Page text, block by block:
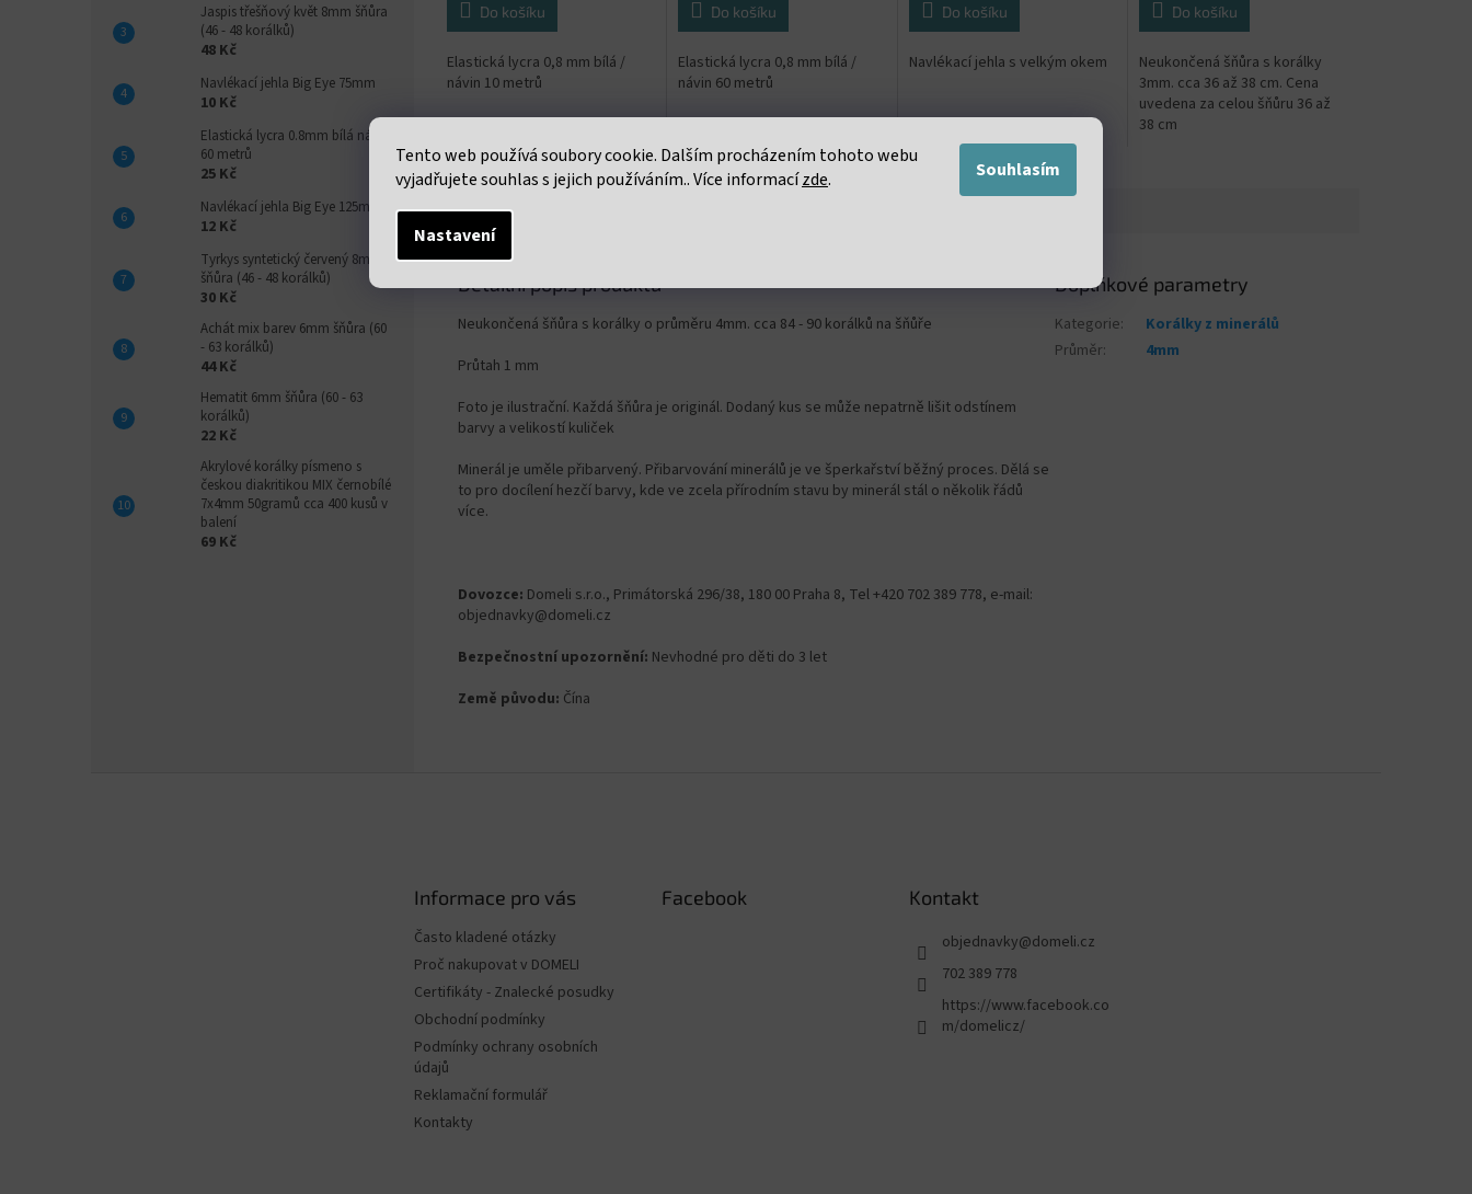
Tento web používá soubory cookie. Dalším procházením tohoto webu
vyjadřujete souhlas s jejich používáním.. Více informacízde.
Nastavení
Souhlasím
Jaspis třešňový květ 8mm šňůra
(46 - 48 korálků)
48 Kč
Navlékací jehla Big Eye 75mm
10 Kč
Elastická lycra 0.8mm bílá návin
60 metrů
25 Kč
Navlékací jehla Big Eye 125mm
12 Kč
Tyrkys syntetický červený 8mm
šňůra (46 - 48 korálků)
30 Kč
Achát mix barev 6mm šňůra (60
- 63 korálků)
44 Kč
Hematit 6mm šňůra (60 - 63
korálků)
22 Kč
Akrylové korálky písmeno s
českou diakritikou MIX černobílé
7x4mm 50gramů cca 400 kusů v
balení
69 Kč
Do košíku
Elastická lycra 0,8 mm bílá /
návin 10 metrů
Do košíku
Elastická lycra 0,8 mm bílá /
návin 60 metrů
Do košíku
Navlékací jehla s velkým okem
Do košíku
Neukončená šňůra s korálky
3mm. cca 36 až 38 cm. Cena
uvedena za celou šňůru 36 až
38 cm
Popis
Detailní popis produktu
Neukončená šňůra s korálky o průměru 4mm. cca 84 - 90 korálků na šňůře
Průtah 1 mm
Foto je ilustrační. Každá šňůra je originál. Dodaný kus se může nepatrně lišit odstínem
barvy a velikostí kuliček
Minerál je uměle přibarvený. Přibarvování minerálů je ve šperkařství běžný proces. Dělá se
to pro docílení hezčí barvy, kde ve zcela přírodním stavu by minerál stál o několik řádů
více.
Dovozce: Domeli s.r.o., Primátorská 296/38, 180 00 Praha 8, Tel +420 702 389 778, e-mail:
objednavky@domeli.cz
Bezpečnostní upozornění: Nevhodné pro děti do 3 let
Země původu: Čína
Doplňkové parametry
Kategorie:
Korálky z minerálů
Průměr: 4mm
Informace pro vás
Často kladené otázky
Proč nakupovat v DOMELI
Certifikáty - Znalecké posudky
Obchodní podmínky
Podmínky ochrany osobních
údajů
Reklamační formulář
Kontakty
Facebook Kontakt
objednavky@domeli.cz
702 389 778
https://www.facebook.co
m/domelicz/